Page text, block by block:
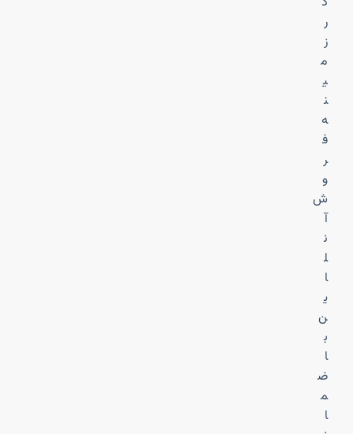
ر
ز
م
ی
ن
ه
ف
ر
و
ش
آ
ن
ل
ا
ی
ن
ب
ا
ض
م
ا